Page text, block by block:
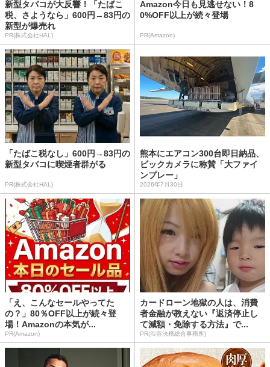
新型タバコが大反響！「たばこ
税、さようなら」600円→83円の
新型が爆売れ
PR(株式会社HAL)
Amazon今日も見逃せない！8
0%OFF以上が続々登場
PR(Amazon)
「たばこ税なし」600円→83円の
新型タバコに喫煙者群がる
PR(株式会社HAL)
熊本にエアコン300台即日納品、
ビックカメラに称賛「大ファイ
ンプレー」
2026年7月30日
「え、こんなセールやってた
の？」80％OFF以上が続々登
場！Amazonの本気が...
PR(Amazon)
カードローン地獄の人は、消費
者金融が教えない『返済停止し
て減額・免除する方法』で...
PR(渋谷法務総合事務所)